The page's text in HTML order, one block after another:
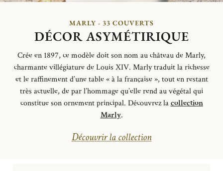
MARLY - 33 COUVERTS
DÉCOR ASYMÉTIRIQUE
Crée en 1897, ce modèle doit son nom au château de Marly,
charmante villégiature de Louis XIV. Marly traduit la richesse
et le raffinement d’une table « à la française », tout en restant
très actuelle, deparl’hommage qu’elle rend au végétal qui
constitue son ornement principal. Découvrez lacollection
Marly.
Découvrir la collection